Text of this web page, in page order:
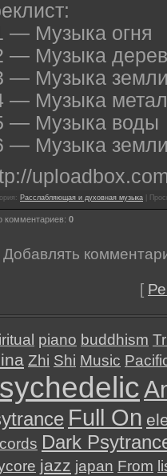
— Музыка огня
— Музыка
— Музыка
— Музыка
— Музыка воды
— Музыка
Расслабляющая и духовная музыка |
комментариев: 0
Добавлять
[
piano buddhism
Zhi Shi Music
Full On
Dark
jazz japan From